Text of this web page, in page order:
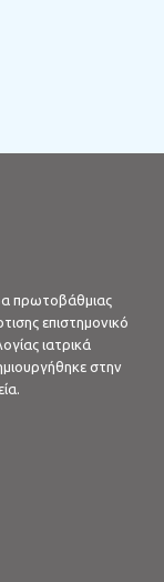
πρωτοβάθμιας
επιστημονικό
ιατρικά
στην